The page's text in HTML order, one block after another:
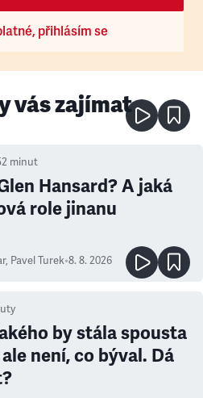
přihlásím se
vás zajímat
minut
Hansard? A jaká
role jinanu
, Pavel Turek•8. 8. 2026
by stála spousta
není, co býval. Dá